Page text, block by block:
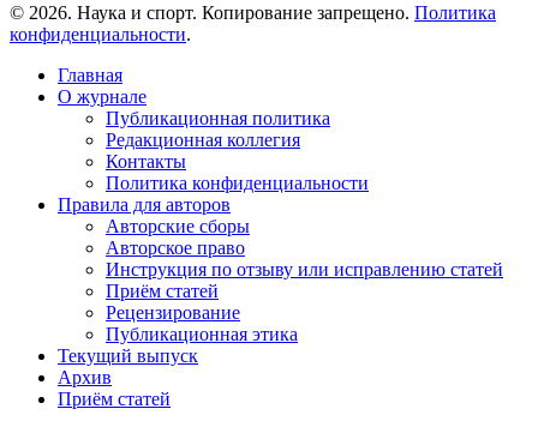
© 2026. Наука и спорт. Копирование запрещено. Политика
конфиденциальности.
Главная
О журнале
Публикационная политика
Редакционная коллегия
Контакты
Политика конфиденциальности
Правила для авторов
Авторские сборы
Авторское право
Инструкция по отзыву или исправлению статей
Приём статей
Рецензирование
Публикационная этика
Текущий выпуск
Архив
Приём статей